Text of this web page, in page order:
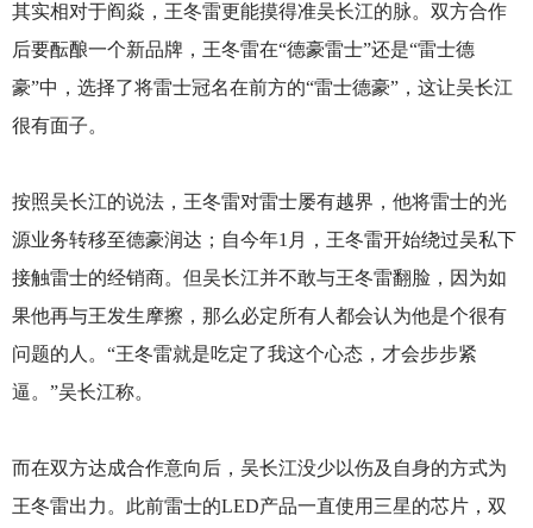
其实相对于阎焱，王冬雷更能摸得准吴长江的脉。双方合作
后要酝酿一个新品牌，王冬雷在“德豪雷士”还是“雷士德
豪”中，选择了将雷士冠名在前方的“雷士德豪”，这让吴长江
很有面子。
按照吴长江的说法，王冬雷对雷士屡有越界，他将雷士的光
源业务转移至德豪润达；自今年1月，王冬雷开始绕过吴私下
接触雷士的经销商。但吴长江并不敢与王冬雷翻脸，因为如
果他再与王发生摩擦，那么必定所有人都会认为他是个很有
问题的人。“王冬雷就是吃定了我这个心态，才会步步紧
逼。”吴长江称。
而在双方达成合作意向后，吴长江没少以伤及自身的方式为
王冬雷出力。此前雷士的LED产品一直使用三星的芯片，双